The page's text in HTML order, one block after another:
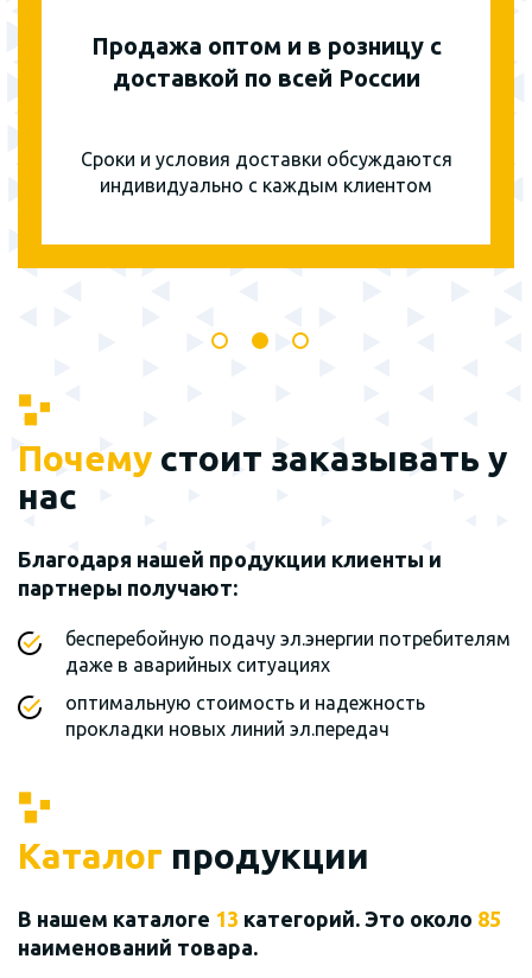
Продажа оптом и в розницу с
доставкой по всей России
Сроки и условия доставки обсуждаются
индивидуально с каждым клиентом
Почему стоит заказывать у
нас
Благодаря нашей продукции клиенты и
партнеры получают:
бесперебойную подачу эл.энергии потребителям
даже в аварийных ситуациях
оптимальную стоимость и надежность
прокладки новых линий эл.передач
Каталог продукции
В нашем каталоге 13 категорий. Это около 85
наименований товара.